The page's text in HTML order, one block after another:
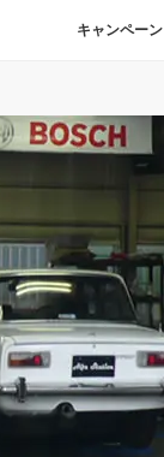
キャンペーン